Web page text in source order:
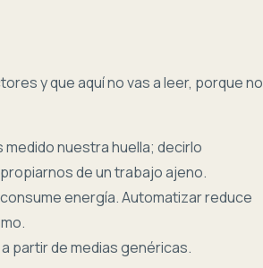
y que aquí no vas a leer, porque no
medido nuestra huella; decirlo
de un trabajo ajeno.
energía. Automatizar reduce
partir de medias genéricas.